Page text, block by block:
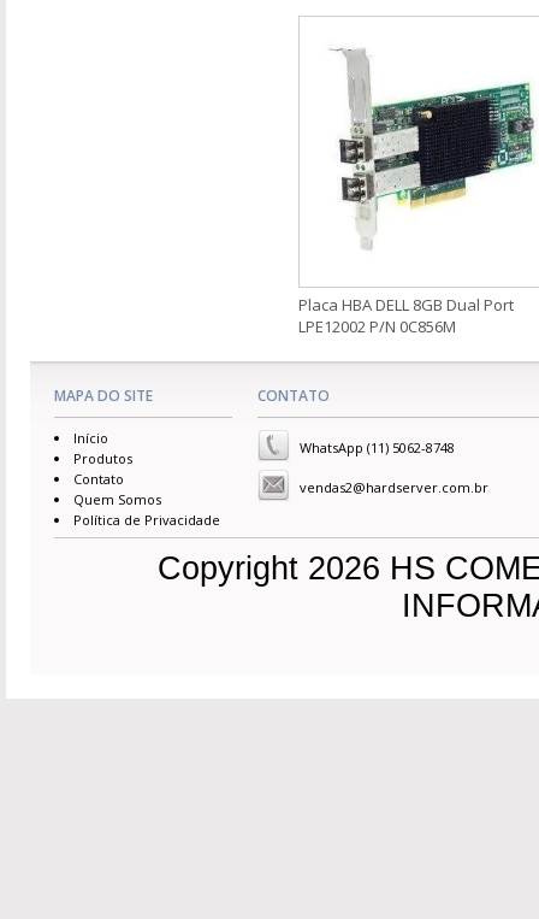
Placa HBA DELL 8GB Dual Port
LPE12002 P/N 0C856M
MAPA DO SITE
Início
Produtos
Contato
Quem Somos
Política de Privacidade
CONTATO
WhatsApp (11) 5062-8748
vendas2@hardserver.com.br
Copyright 2026 HS